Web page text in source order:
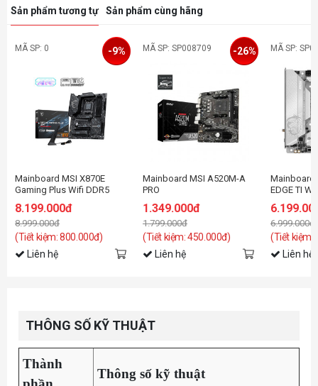
Sản phẩm tương tự Sản phẩm cùng hãng
MÃ SP: 0
Mainboard MSI X870E
Gaming Plus Wifi DDR5
8.199.000đ
8.999.000đ
(Tiết kiệm: 800.000đ)
-9%
Liên hệ
MÃ SP: SP008709
Mainboard MSI A520M-A
PRO
1.349.000đ
1.799.000đ
(Tiết kiệm: 450.000đ)
-26%
Liên hệ
MÃ SP:
Mainboard
EDGE TI
6.999.000đ
(Tiết kiệm:
Liên hệ
THÔNG SỐ KỸ THUẬT
Thành
Thông số kỹ thuật